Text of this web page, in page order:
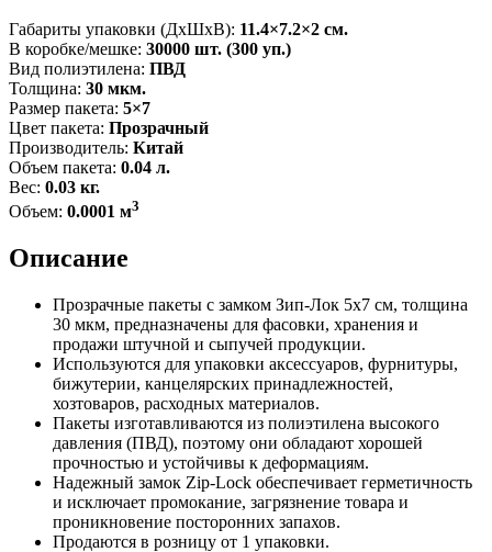
Габариты упаковки (ДxШxВ): 11.4×7.2×2 см.
В коробке/мешке: 30000 шт. (300 уп.)
Вид полиэтилена: ПВД
Толщина: 30 мкм.
Размер пакета: 5×7
Цвет пакета: Прозрачный
Производитель: Китай
Объем пакета: 0.04 л.
Вес: 0.03 кг.
Объем: 0.0001 м3
Описание
Прозрачные пакеты с замком Зип-Лок 5x7 см, толщина
30 мкм, предназначены для фасовки, хранения и
продажи штучной и сыпучей продукции.
Используются для упаковки аксессуаров, фурнитуры,
бижутерии, канцелярских принадлежностей,
хозтоваров, расходных материалов.
Пакеты изготавливаются из полиэтилена высокого
давления (ПВД), поэтому они обладают хорошей
прочностью и устойчивы к деформациям.
Надежный замок Zip-Lock обеспечивает герметичность
и исключает промокание, загрязнение товара и
проникновение посторонних запахов.
Продаются в розницу от 1 упаковки.